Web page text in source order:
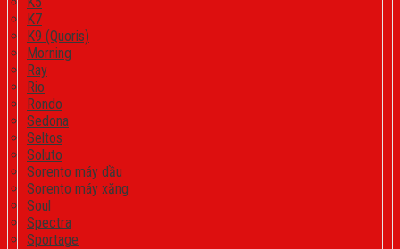
K7
K9 (Quoris)
Morning
Ray
Rio
Rondo
Sedona
Seltos
Soluto
Sorento máy dầu
Sorento máy xăng
Soul
Spectra
Sportage